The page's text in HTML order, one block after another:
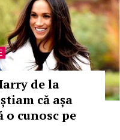
de la
că așa
o cunosc pe